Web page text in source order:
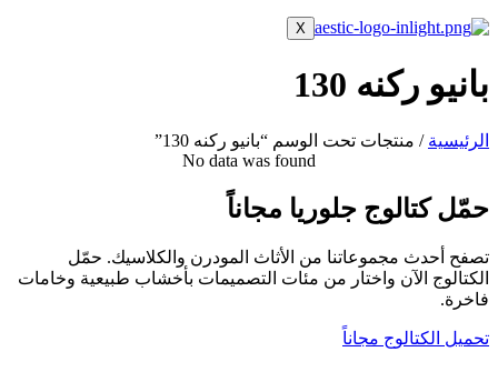
X
بانيو ركنه 130
الرئيسية / منتجات تحت الوسم “بانيو ركنه 130”
No data was found
حمّل كتالوج جلوريا مجاناً
تصفح أحدث مجموعاتنا من الأثاث المودرن والكلاسيك. حمّل
الكتالوج الآن واختار من مئات التصميمات بأخشاب طبيعية وخامات
فاخرة.
تحميل الكتالوج مجاناً